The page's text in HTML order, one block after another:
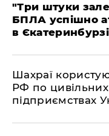
"Три штуки
БПЛА успішно
в Єкатеринбурзі
Шахраї
РФ по цивільних
підприємствах